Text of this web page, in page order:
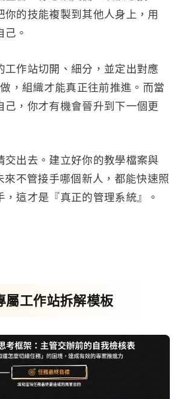
你的技能複製到其他人身上，用
。
工作站切開、細分，並定出對應
，組織才能真正往前推進。而當
己，你才有機會晉升到下一個更
交出去。建立好你的教學檔案與
來不管接手哪個新人，都能快速照
，這才是『真正的管理系統』。
屬工作站拆解模板